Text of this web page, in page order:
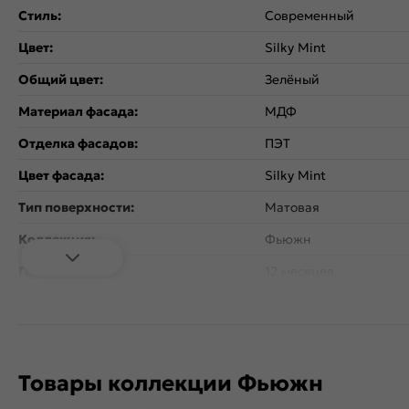
Стиль:
Современный
Цвет:
Silky Mint
Общий цвет:
Зелёный
Материал фасада:
МДФ
Отделка фасадов:
ПЭТ
Цвет фасада:
Silky Mint
Тип поверхности:
Матовая
Коллекция:
Фьюжн
Товары коллекции Фьюжн